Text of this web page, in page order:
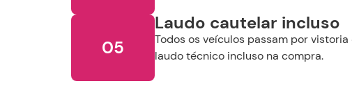
05
Laudo cautelar incluso
Todos os veículos passam por
laudo técnico incluso na compra.